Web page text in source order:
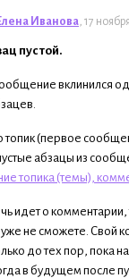
Иванова, 17
пустой.
вклинился
топик (первое
абзацы из
топика (темы),
идет о комментарии,
уже не сможете. Свой
до тех пор, пока
в будущем после